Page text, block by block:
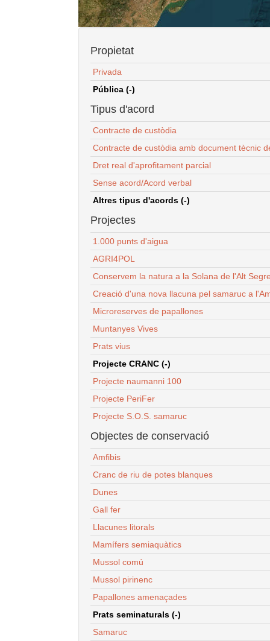
Propietat
Privada
Pública (-)
Tipus d'acord
Contracte de custòdia
Contracte de custòdia amb document tècnic
Dret real d'aprofitament parcial
Sense acord/Acord verbal
Altres tipus d'acords (-)
Projectes
1.000 punts d'aigua
AGRI4POL
Conservem la natura a la Solana de l'Alt
Creació d'una nova llacuna pel samaruc a
Microreserves de papallones
Muntanyes Vives
Prats vius
Projecte CRANC (-)
Projecte naumanni 100
Projecte PeriFer
Projecte S.O.S. samaruc
Objectes de conservació
Amfibis
Cranc de riu de potes blanques
Dunes
Gall fer
Llacunes litorals
Mamífers semiaquàtics
Mussol comú
Mussol pirinenc
Papallones amenaçades
Prats seminaturals (-)
Samaruc